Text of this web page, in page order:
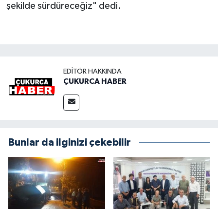
şekilde sürdüreceğiz" dedi.
EDITÖR HAKKINDA
ÇUKURCA HABER
Bunlar da ilginizi çekebilir